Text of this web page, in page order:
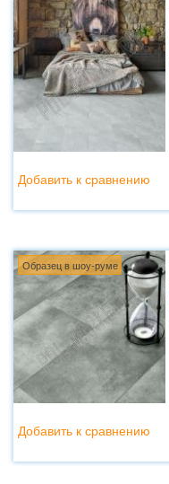
Добавить к сравнению
Образец в шоу-руме
Добавить к сравнению